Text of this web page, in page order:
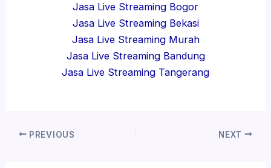
Jasa Live Streaming Bogor
Jasa Live Streaming Bekasi
Jasa Live Streaming Murah
Jasa Live Streaming Bandung
Jasa Live Streaming Tangerang
PREVIOUS NEXT